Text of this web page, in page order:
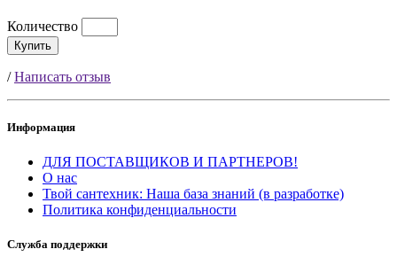
Количество
Купить
/Написать отзыв
Информация
ДЛЯ ПОСТАВЩИКОВ И ПАРТНЕРОВ!
О нас
Твой сантехник: Наша база знаний (в разработке)
Политика конфиденциальности
Служба поддержки